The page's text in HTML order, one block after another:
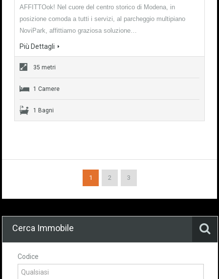
AFFITTOok! Nel cuore del centro storico di Modena, in
posizione comoda a tutti i servizi, al parcheggio multipiano
NoviPark, affittiamo graziosa soluzione…
Più Dettagli
35 metri
1 Camere
1 Bagni
1 2 3
Cerca Immobile
Codice